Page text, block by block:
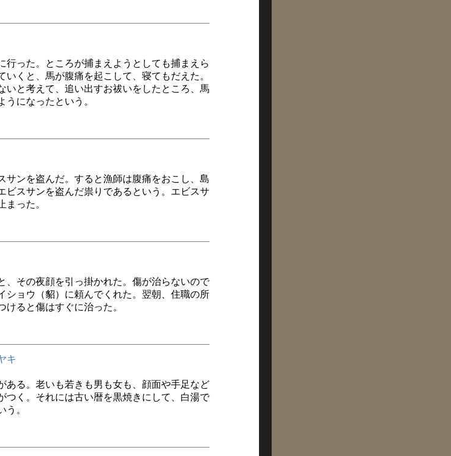
行った。ところが捕まえようとしても捕まえら
いくと、馬が腹痛を起こして、寝てもだえた。
いと考えて、追い出すお祓いをしたところ、馬
うになったという。
サンを盗んだ。すると漁師は腹痛をおこし、島
ビスサンを盗んだ祟りであるという。エビスサ
まった。
、その夜顔を引っ掛かれた。傷が治らないので
ショウ（貂）に頼んでくれた。翌朝、住職の所
ると傷はすぐに治った。
キ
ある。老いも若きも男も女も、顔面や手足など
つく。それには古い暦を黒焼きにして、白湯で
う。